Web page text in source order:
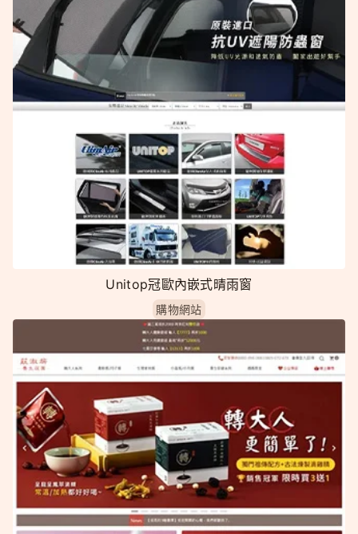
Unitop冠歐內嵌式晴雨窗
購物網站